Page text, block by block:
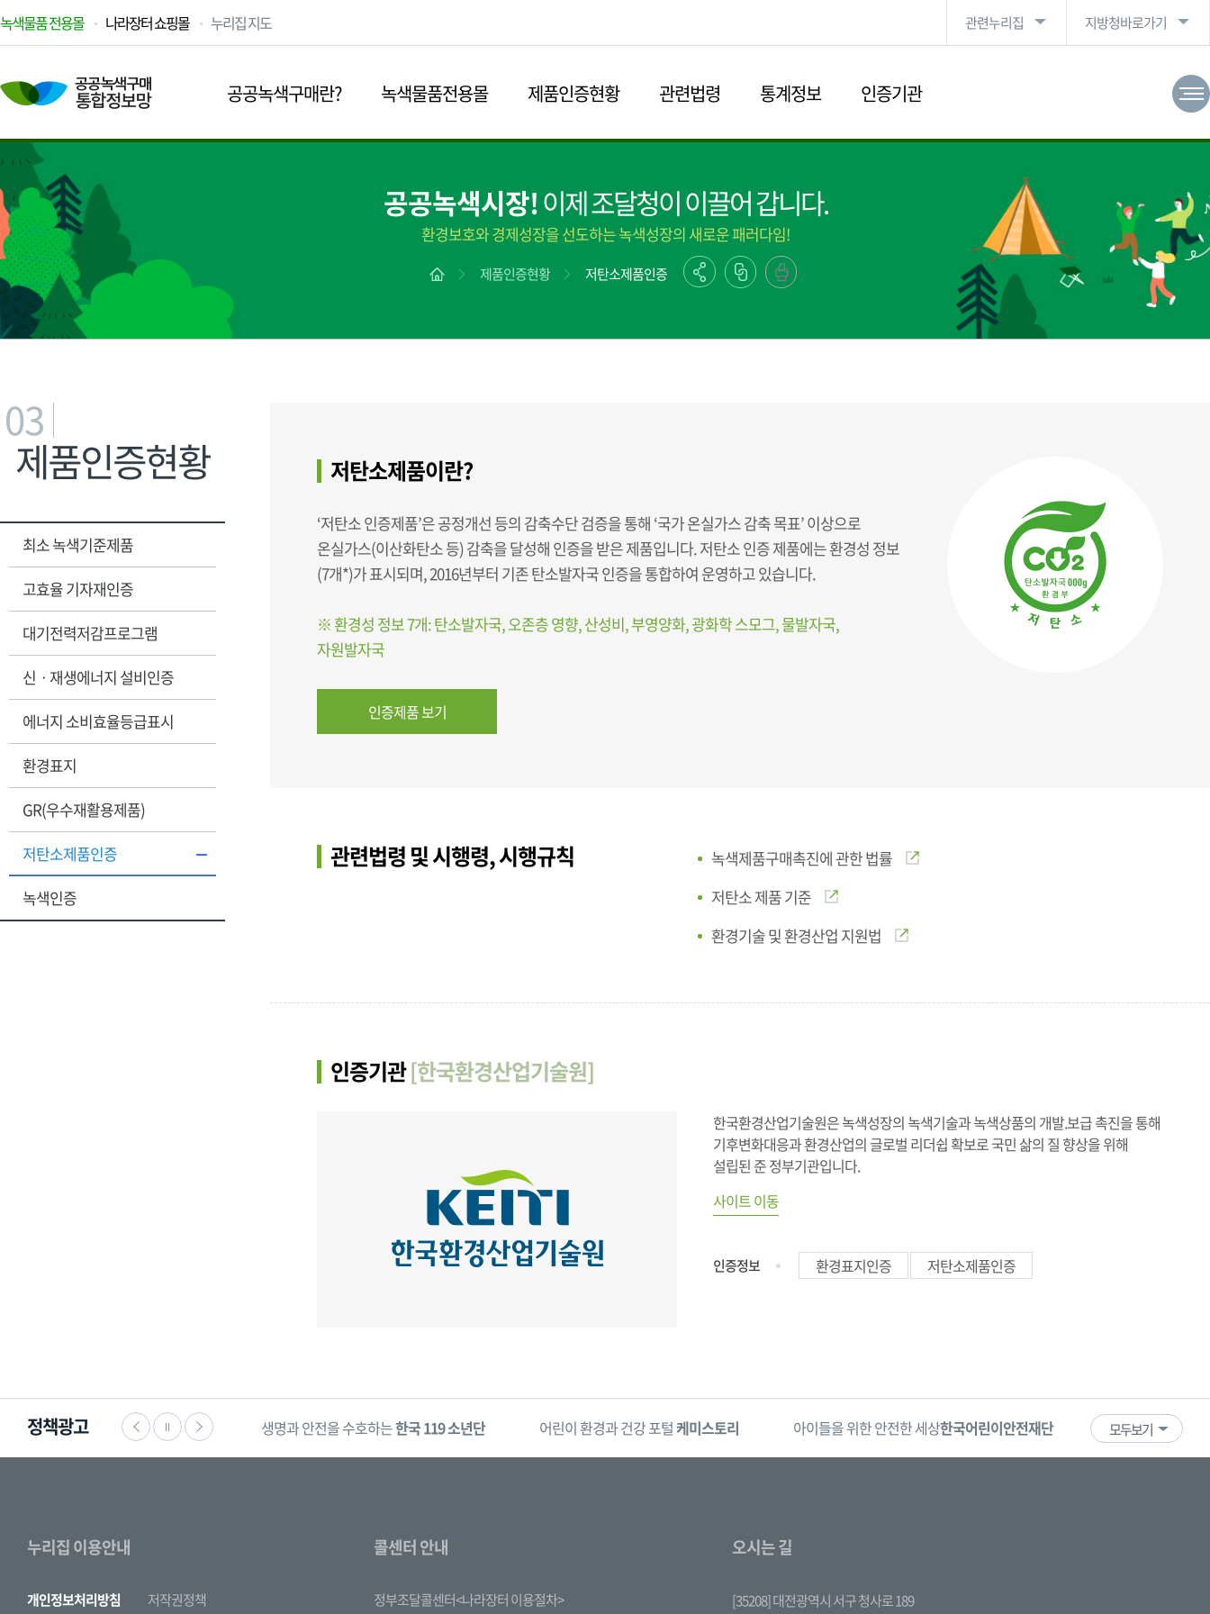
녹색물품 전용몰 나라장터 쇼핑몰 누리집 지도 관련누리집 지방청바로가기
공공녹색구매란? 녹색물품전용몰 제품인증현황 관련법령 통계정보 인증기관
공공녹색시장!이제 조달청이 이끌어 갑니다.
환경보호와 경제성장을 선도하는 녹색성장의 새로운 패러다임!
제품인증현황 저탄소제품인증
03
제품인증현황
최소 녹색기준제품
고효율 기자재인증
대기전력저감프로그램
신ㆍ재생에너지 설비인증
에너지 소비효율등급표시
환경표지
GR(우수재활용제품)
저탄소제품인증
녹색인증
저탄소제품이란?
‘저탄소 인증제품’은 공정개선 등의 감축수단 검증을 통해 ‘국가 온실가스 감축 목표’ 이상으로
온실가스(이산화탄소 등) 감축을 달성해 인증을 받은 제품입니다. 저탄소 인증 제품에는 환경성 정보
(7개*)가 표시되며, 2016년부터 기존 탄소발자국 인증을 통합하여 운영하고 있습니다.
※ 환경성 정보 7개: 탄소발자국, 오존층 영향, 산성비, 부영양화, 광화학 스모그, 물발자국,
자원발자국
인증제품 보기
관련법령 및 시행령, 시행규칙
녹색제품구매촉진에 관한 법률
저탄소 제품 기준
환경기술 및 환경산업 지원법
인증기관[한국환경산업기술원]
한국환경산업기술원은 녹색성장의 녹색기술과 녹색상품의 개발.보급 촉진을 통해
기후변화대응과 환경산업의 글로벌 리더쉽 확보로 국민 삶의 질 향상을 위해
설립된 준 정부기관입니다.
사이트 이동
인증정보 환경표지인증 저탄소제품인증
정책광고 생명과 안전을 수호하는한국 119 소년단 어린이 환경과 건강 포털케미스토리 아이들을 위한 안전한 세상한국어린이안전재단 어린이·청소년
모두보기
누리집 이용안내
개인정보처리방침 저작권정책
콜센터 안내
정부조달콜센터<나라장터 이용절차>
오시는 길
[35208] 대전광역시 서구 청사로 189